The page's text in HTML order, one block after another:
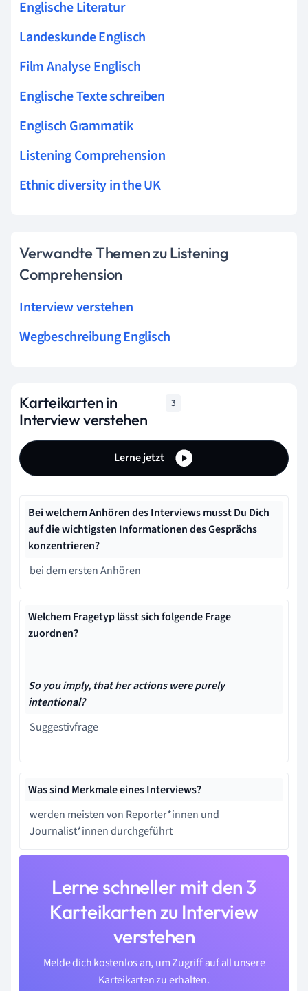
Englische Literatur
Landeskunde Englisch
Film Analyse Englisch
Englische Texte schreiben
Englisch Grammatik
Listening Comprehension
Ethnic diversity in the UK
Verwandte Themen zu Listening
Comprehension
Interview verstehen
Wegbeschreibung Englisch
Karteikarten in
Interview verstehen
3
Lerne jetzt
Bei welchem Anhören des Interviews musst Du Dich
auf die wichtigsten Informationen des Gesprächs
konzentrieren?
bei dem ersten Anhören
Welchem Fragetyp lässt sich folgende Frage
zuordnen?
So you imply, that her actions were purely
intentional?
Suggestivfrage
Was sind Merkmale eines Interviews?
werden meisten von Reporter*innen und
Journalist*innen durchgeführt
Lerne schneller mit den 3
Karteikarten zu Interview
verstehen
Melde dich kostenlos an, um Zugriff auf all unsere
Karteikarten zu erhalten.